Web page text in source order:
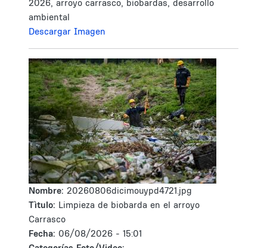
2026, arroyo carrasco, biobardas, desarrollo
ambiental
Descargar Imagen
Nombre: 20260806dicimouypd4721.jpg
Tìtulo: Limpieza de biobarda en el arroyo
Carrasco
Fecha: 06/08/2026 - 15:01